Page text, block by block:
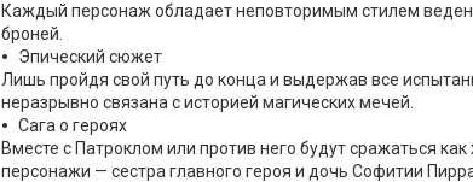
Каждый персонаж обладает неповторимым стилем
броней.
Эпический сюжет
Лишь пройдя свой путь до конца и выдержав все
неразрывно связана с историей магических мечей.
Сага о героях
Вместе с Патроклом или против него будут сражаться
персонажи — сестра главного героя и дочь Софитии